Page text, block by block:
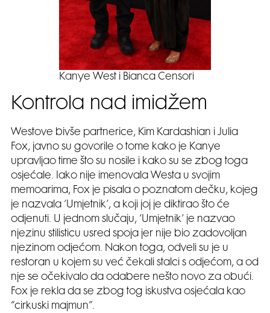
Kanye West i Bianca Censori
Kontrola nad imidžem
Westove bivše partnerice, Kim Kardashian i Julia
Fox, javno su govorile o tome kako je Kanye
upravljao time što su nosile i kako su se zbog toga
osjećale. Iako nije imenovala Westa u svojim
memoarima, Fox je pisala o poznatom dečku, kojeg
je nazvala ‘Umjetnik’, a koji joj je diktirao što će
odjenuti. U jednom slučaju, ‘Umjetnik’ je nazvao
njezinu stilisticu usred spoja jer nije bio zadovoljan
njezinom odjećom. Nakon toga, odveli su je u
restoran u kojem su već čekali stalci s odjećom, a od
nje se očekivalo da odabere nešto novo za obući.
Fox je rekla da se zbog tog iskustva osjećala kao
“cirkuski majmun”.